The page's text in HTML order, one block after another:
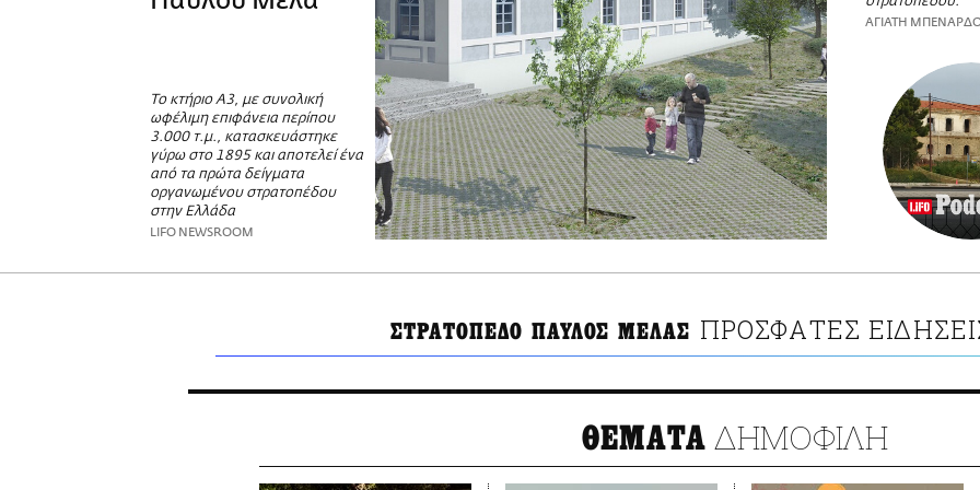
Το κτήριο Α3, με συνολική
ωφέλιμη επιφάνεια περίπου
3.000 τ.μ., κατασκευάστηκε
γύρω στο 1895 και αποτελεί ένα
από τα πρώτα δείγματα
οργανωμένου στρατοπέδου
στην Ελλάδα
LIFO NEWSROOM
ΑΓΙΑΤΗ
ΣΤΡΑΤΟΠΕΔΟ ΠΑΥΛΟΣ ΜΕΛΑΣ ΠΡΟΣΦΑΤΕΣ
ΘΕΜΑΤΑ ΔΗΜΟΦΙΛΗ